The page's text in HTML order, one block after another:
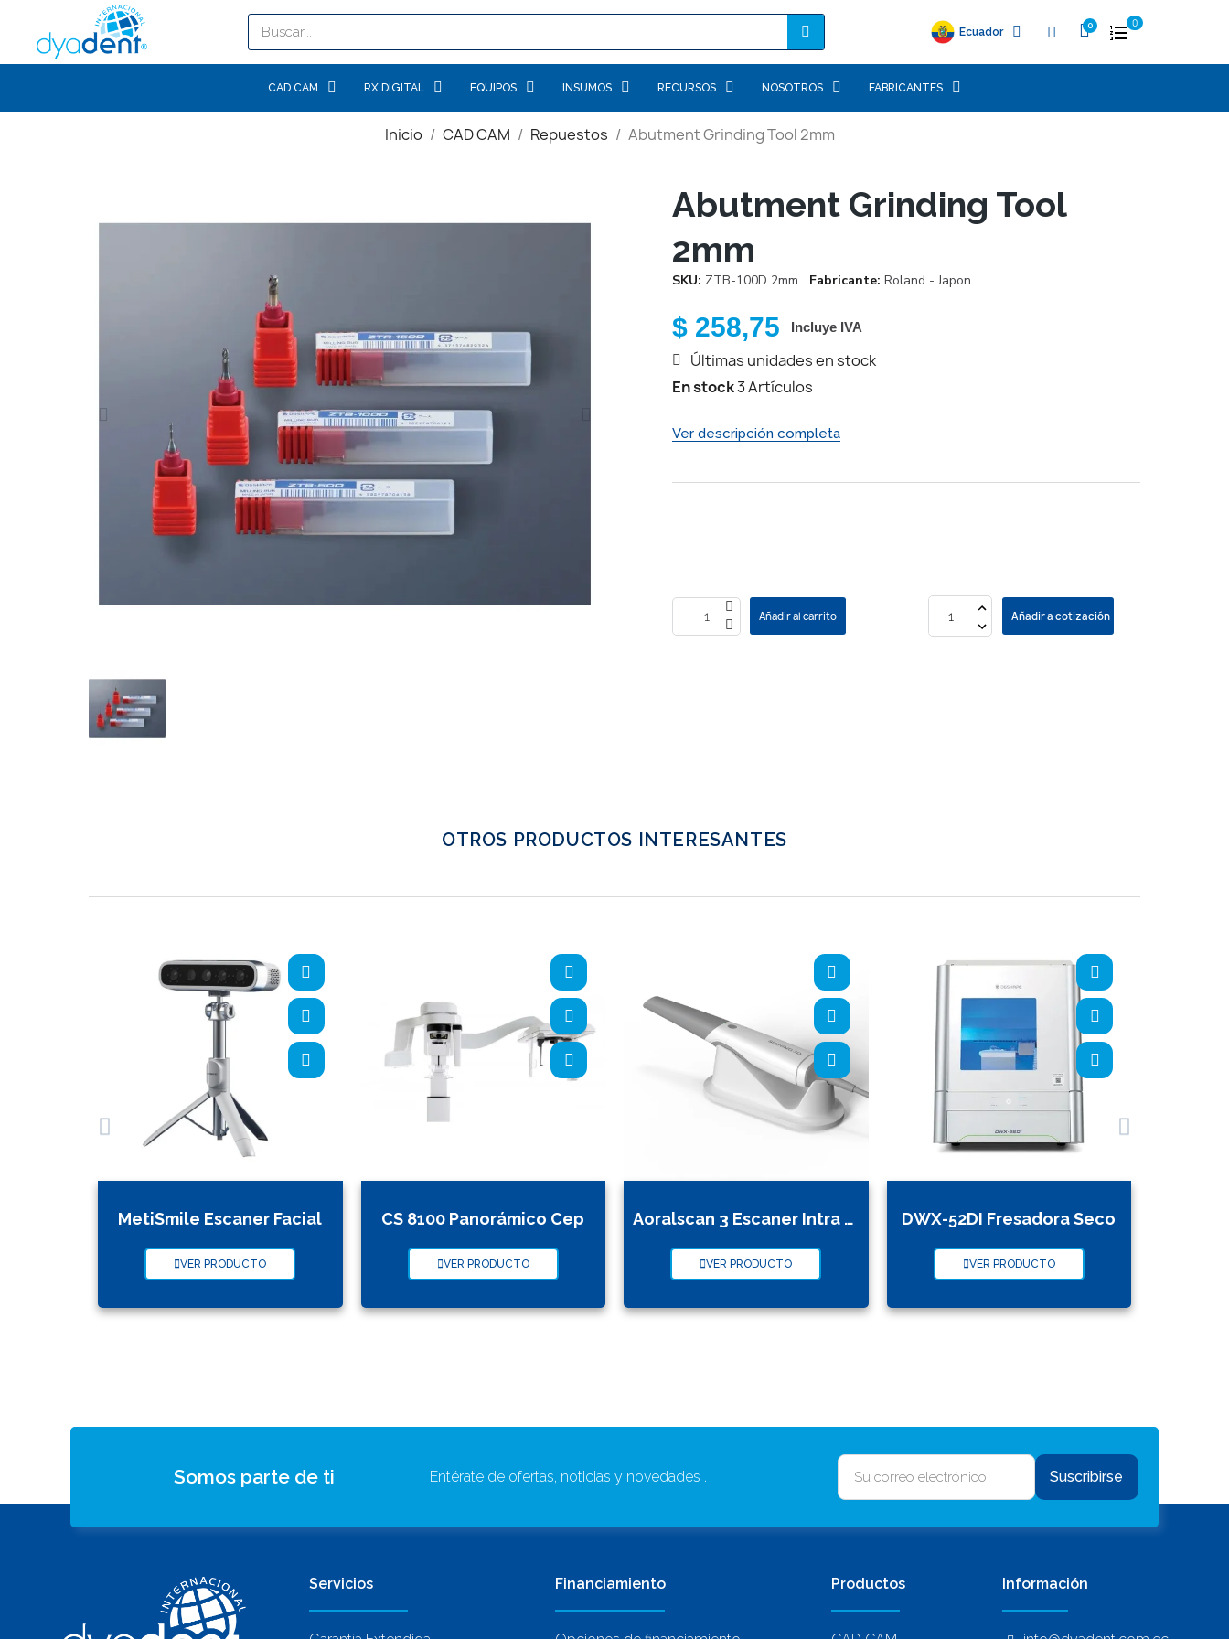
Ecuador
0
CAD CAM RX DIGITAL EQUIPOS INSUMOS RECURSOS NOSOTROS FABRICANTES
Inicio CAD CAM Repuestos Abutment Grinding Tool 2mm
Abutment Grinding Tool
2mm
SKU ZTB-100D 2mm Fabricante Roland - Japon
$ 258,75 Incluye IVA
Últimas unidades en stock
En stock3 Artículos
Ver descripción completa
Añadir al carrito Añadir a cotización
OTROS PRODUCTOS INTERESANTES
MetiSmile Escaner Facial
VER PRODUCTO
CS 8100 Panorámico Cep
VER PRODUCTO
Aoralscan 3 Escaner Intra Oral
VER PRODUCTO
DWX-52DI Fresadora Seco
VER PRODUCTO
Somos parte de ti Entérate de ofertas, noticias y novedades . Suscribirse
Servicios Financiamiento Productos Información